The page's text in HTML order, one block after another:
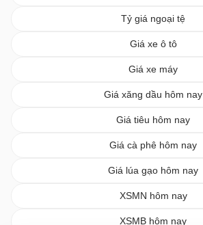
Tỷ giá ngoại tệ
Giá xe ô tô
Giá xe máy
Giá xăng dầu hôm nay
Giá tiêu hôm nay
Giá cà phê hôm nay
Giá lúa gạo hôm nay
XSMN hôm nay
XSMB hôm nay